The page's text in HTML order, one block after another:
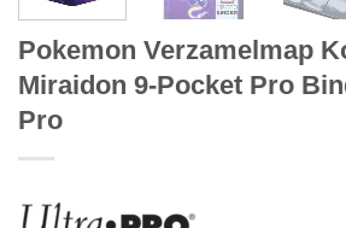
Pokemon Verzamelmap
Miraidon 9-Pocket Pro
Pro